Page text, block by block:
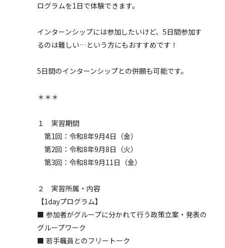
ログラムを1日で体験できます。
インターンシップには参加したいけど、5日間参加す
るのは難しい…という方にもおすすめです！
5日間のインターンシップとの併願も可能です。
＊＊＊
１ 実習期間
第1回：令和8年9月4日（金）
第2回：令和8年9月8日（火）
第3回：令和8年9月11日（金）
２ 実習所属・内容
【1dayプログラム】
■ 参加者がグループに分かれて行う政策立案・発表の
グループワーク
■ 若手職員とのフリートーク